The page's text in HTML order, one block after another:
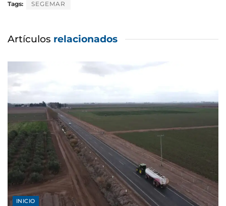
Tags: SEGEMAR
Artículos relacionados
INICIO